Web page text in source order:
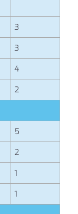
3
3
4
2
5
2
1
1